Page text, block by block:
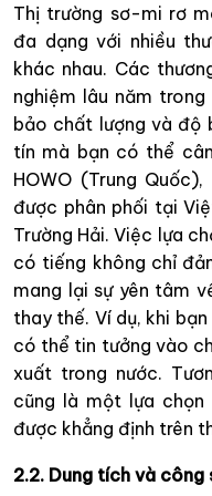
Thị trường sơ-mi rơ
đa dạng với nhiều
khác nhau. Các
nghiệm lâu năm
bảo chất lượng và độ
tín mà bạn có thể
HOWO (Trung
được phân phối tại
Trường Hải. Việc lựa
có tiếng không chỉ
mang lại sự yên tâm
thay thế. Ví dụ, khi bạn
có thể tin tưởng vào
xuất trong nước.
cũng là một lựa
được khẳng định trên
2.2. Dung tích và